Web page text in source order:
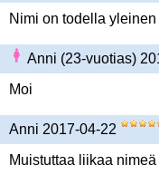
Nimi on todella
Anni (23-vuotias)
Moi
Anni 2017-04-22
Muistuttaa liikaa nimeä